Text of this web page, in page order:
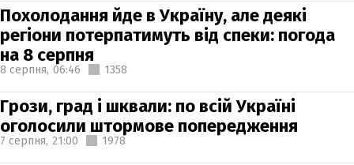
Похолодання йде в Україну, але деякі
регіони потерпатимуть від спеки: погода
на 8 серпня
8 серпня, 06:46 1358
Грози, град і шквали: по всій Україні
оголосили штормове попередження
7 серпня, 21:00 1978